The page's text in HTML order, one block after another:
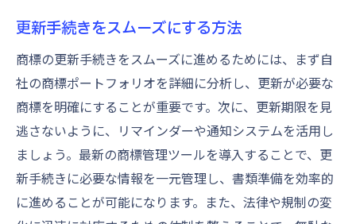
更新手続きをスムーズにする方法
商標の更新手続きをスムーズに進めるためには、まず自
社の商標ポートフォリオを詳細に分析し、更新が必要な
商標を明確にすることが重要です。次に、更新期限を見
逃さないように、リマインダーや通知システムを活用し
ましょう。最新の商標管理ツールを導入することで、更
新手続きに必要な情報を一元管理し、書類準備を効率的
に進めることが可能になります。また、法律や規制の変